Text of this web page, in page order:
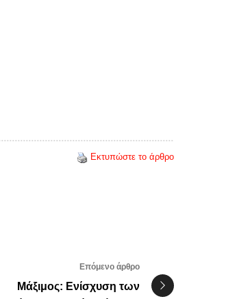
Εκτυπώστε το άρθρο
Επόμενο άρθρο
Μάξιμος: Ενίσχυση των